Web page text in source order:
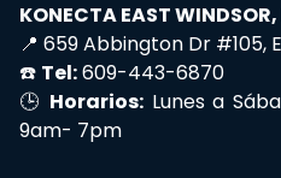
KONECTA EAST
📍 659 Abbington Dr #105,
☎️ Tel:609-443-6870
🕒 Horarios: Lunes a
9am- 7pm